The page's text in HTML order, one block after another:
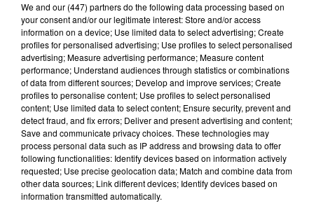
Lecture (4 min 9 sec)
100%
100% Radio les infos du grand Toulouse
We and our (447) partnersdo the following data processing based on
your consent and/or our legitimate interest: Store and/or access
information on a device; Use limited data to select advertising; Create
profiles for personalised advertising; Use profiles to select personalised
advertising; Measure advertising performance; Measure content
performance; Understand audiences through statistics or combinations
of data from different sources; Develop and improve services; Create
profiles to personalise content; Use profiles to select personalised
content; Use limited data to select content; Ensure security, prevent and
detect fraud, and fix errors; Deliver and present advertising and content;
Save and communicate privacy choices. These technologies may
process personal data such as IP address and browsing data to offer
following functionalities: Identify devices based on information actively
requested; Use precise geolocation data; Match and combine data from
other data sources; Link different devices; Identify devices based on
information transmitted automatically.